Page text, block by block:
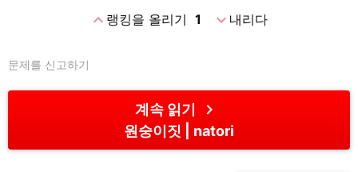
expand_less랭킹을 올리기 1 expand_more내리다
문제를 신고하기
계속 읽기 chevron_right
원숭이짓 natori